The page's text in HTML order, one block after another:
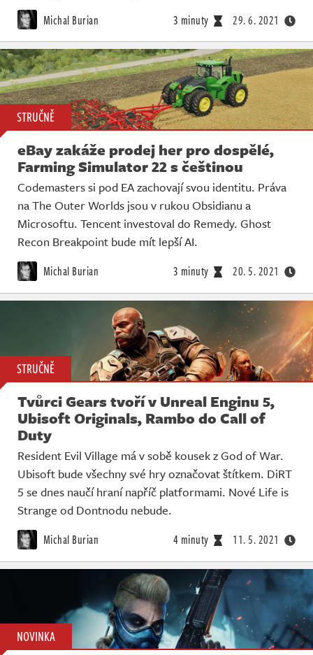
Michal Burian 3 minuty 29. 6. 2021
STRUČNĚ
eBay zakáže prodej her pro dospělé,
Farming Simulator 22 s češtinou
Codemasters si pod EA zachovají svou identitu. Práva
na The Outer Worlds jsou v rukou Obsidianu a
Microsoftu. Tencent investoval do Remedy. Ghost
Recon Breakpoint bude mít lepší AI.
Michal Burian 3 minuty 20. 5. 2021
STRUČNĚ
Tvůrci Gears tvoří v Unreal Enginu 5,
Ubisoft Originals, Rambo do Call of
Duty
Resident Evil Village má v sobě kousek z God of War.
Ubisoft bude všechny své hry označovat štítkem. DiRT
5 se dnes naučí hraní napříč platformami. Nové Life is
Strange od Dontnodu nebude.
Michal Burian 4 minuty 11. 5. 2021
NOVINKA